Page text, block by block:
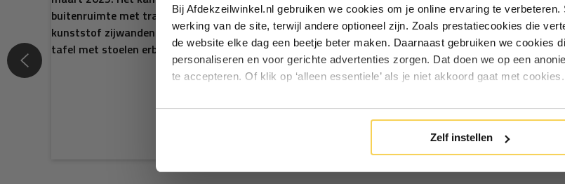
Bij Afdekzeilwinkel.nl gebruiken we cookies om je online ervaring te
werking van de site, terwijl andere optioneel zijn. Zoals prestatiecookies die
de website elke dag een beetje beter maken. Daarnaast gebruiken we cookies
personaliseren en voor gerichte advertenties zorgen. Dat doen we op een
te accepteren. Of klik op ‘alleen essentiele’ als je niet akkoord gaat met cookies.
Zelf instellen
Particulier Zakelijk
Inschrijven